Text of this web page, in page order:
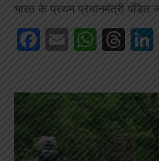
भारत के प्रथम प्रधानमंत्री
Facebook
Email